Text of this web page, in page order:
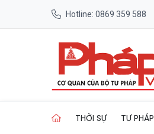
Hotline: 0869 359 588
THỜI SỰ TƯ PHÁP